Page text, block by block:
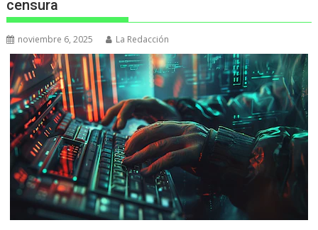
censura
noviembre 6, 2025 La Redacción